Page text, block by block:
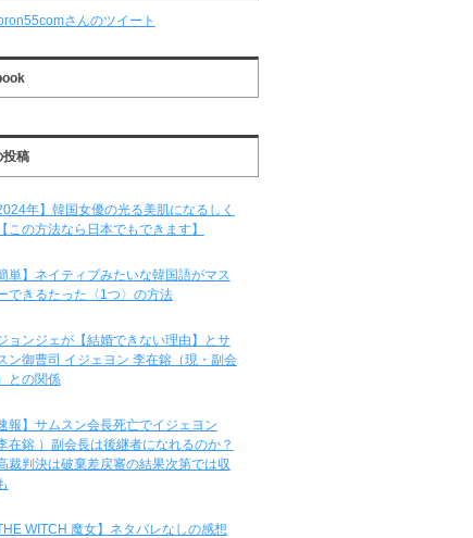
さんのツイート
投稿
2024年】韓国女優の光る美肌になるしく
この方法なら日本でもできます】
簡単】ネイティブみたいな韓国語がマス
できるたった〈1つ〉の方法
ョンジェが【結婚できない理由】とサ
ン御曹司 イジェヨン 李在鎔（現・副会
との関係
速報】サムスン会長死亡でイジェヨン
李在鎔 ）副会長は後継者になれるのか？
裁判決は破棄差戻審の結果次第では収
THE WITCH 魔女】ネタバレなしの感想